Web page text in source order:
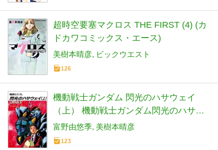
超時空要塞マクロス THE FIRST (4) (カ
ドカワコミックス・エース)
美樹本晴彦 ビックウエスト
126
機動戦士ガンダム 閃光のハサウェイ
（上） 機動戦士ガンダム閃光のハサウ
ェイ (角川スニーカー文庫)
富野由悠季 美樹本晴彦
123